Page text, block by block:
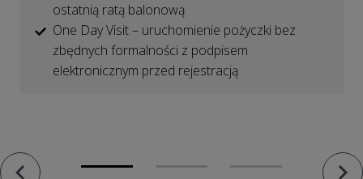
ostatnią ratą balonową
One Day Visit – uruchomienie pożyczki bez
zbędnych formalności z podpisem
elektronicznym przed rejestracją